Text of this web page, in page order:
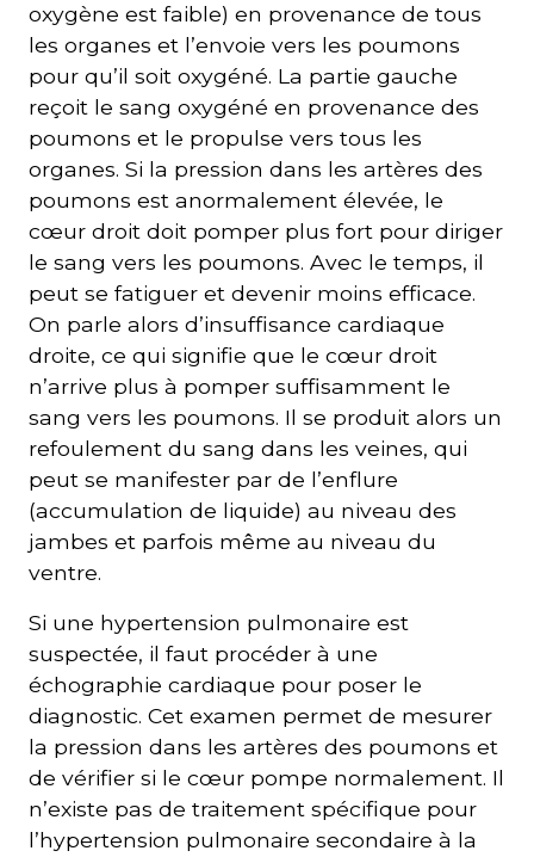
oxygène est faible) en provenance de tous
les organes et l’envoie vers les poumons
pour qu’il soit oxygéné. La partie gauche
reçoit le sang oxygéné en provenance des
poumons et le propulse vers tous les
organes. Si la pression dans les artères des
poumons est anormalement élevée, le
cœur droit doit pomper plus fort pour diriger
le sang vers les poumons. Avec le temps, il
peut se fatiguer et devenir moins efficace.
On parle alors d’insuffisance cardiaque
droite, ce qui signifie que le cœur droit
n’arrive plus à pomper suffisamment le
sang vers les poumons. Il se produit alors un
refoulement du sang dans les veines, qui
peut se manifester par de l’enflure
(accumulation de liquide) au niveau des
jambes et parfois même au niveau du
ventre.
Si une hypertension pulmonaire est
suspectée, il faut procéder à une
échographie cardiaque pour poser le
diagnostic. Cet examen permet de mesurer
la pression dans les artères des poumons et
de vérifier si le cœur pompe normalement. Il
n’existe pas de traitement spécifique pour
l’hypertension pulmonaire secondaire à la